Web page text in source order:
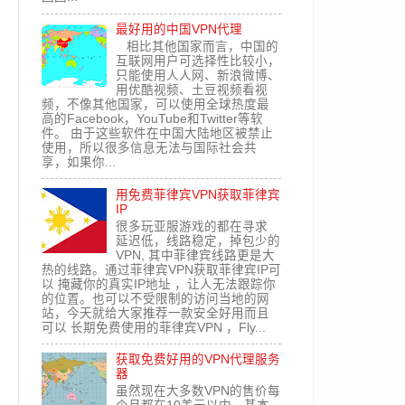
最好用的中国VPN代理
相比其他国家而言，中国的
互联网用户可选择性比较小，
只能使用人人网、新浪微博、
用优酷视频、土豆视频看视
频，不像其他国家，可以使用全球热度最
高的Facebook，YouTube和Twitter等软
件。 由于这些软件在中国大陆地区被禁止
使用，所以很多信息无法与国际社会共
享，如果你...
用免费菲律宾VPN获取菲律宾
IP
很多玩亚服游戏的都在寻求
延迟低，线路稳定，掉包少的
VPN, 其中菲律宾线路更是大
热的线路。通过菲律宾VPN获取菲律宾IP可
以 掩藏你的真实IP地址 ，让人无法跟踪你
的位置。也可以不受限制的访问当地的网
站，今天就给大家推荐一款安全好用而且
可以 长期免费使用的菲律宾VPN ，Fly...
获取免费好用的VPN代理服务
器
虽然现在大多数VPN的售价每